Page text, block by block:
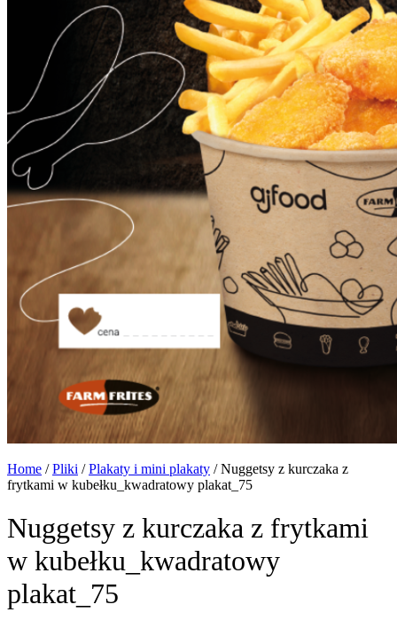
Home /Pliki /Plakaty i mini plakaty /Nuggetsy z kurczaka z
frytkami w kubełku_kwadratowy plakat_75
Nuggetsy z kurczaka z frytkami
w kubełku_kwadratowy
plakat_75